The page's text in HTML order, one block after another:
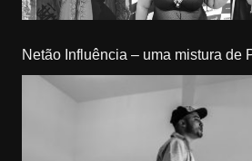
Netão Influência – uma mistura de